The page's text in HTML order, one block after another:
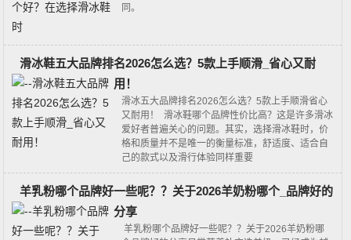
同。
滑冰鞋五大品牌排名2026怎么选？5款上手顺滑_省心又耐
用！
滑冰五大品牌排名2026怎么选？5款上手顺滑省心
又耐用！ 滑冰鞋哪个品牌性价比高？这是许多滑冰
爱好者普遍关心的问题。其实，选择滑冰鞋时，价
格和质量并不是唯一的衡量标准，舒适度、适合自
己的款式以及滑行体验同样重要
羊乳粉哪个品牌好一些呢？？关于2026羊奶粉哪个_品牌好的
分享
羊乳粉哪个品牌好一些呢？？关于2026羊奶粉哪